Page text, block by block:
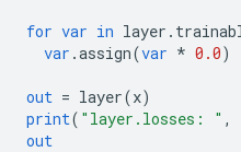
for var in layer .
var .assign(var * 0.0)
out = layer(x)
print( "layer.losses: " ,
out